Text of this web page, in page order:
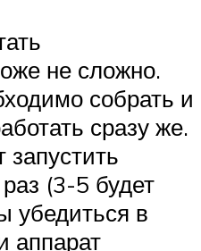
не сложно.
собрать и
сразу же.
запустить
(3-5 будет
убедиться в
аппарат